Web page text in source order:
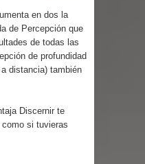
el Hijo Prodigo
en dos la
de Percepción que
de todas las
de profundidad
distancia) también
Discernir te
si tuvieras